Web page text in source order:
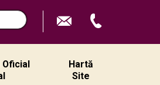
Hartă
Site